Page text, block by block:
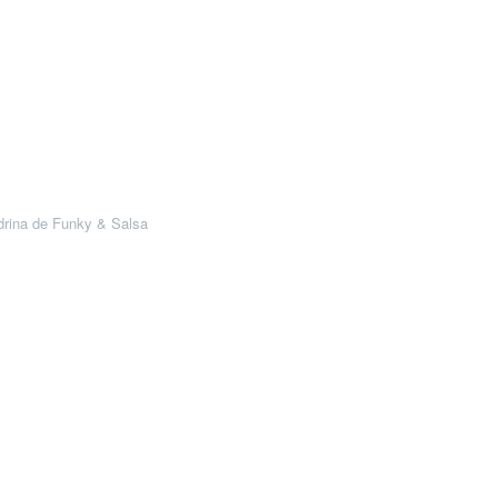
de Funky & Salsa